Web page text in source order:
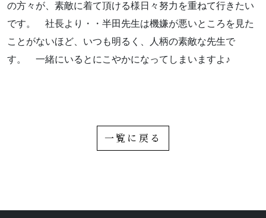
よくあるご質問
ポリシーに関して
の方々が、素敵に着て頂ける様日々努力を重ねて行きたい
です。 社長より・・半田先生は機嫌が悪いところを見た
ことがないほど、いつも明るく、人柄の素敵な先生で
す。 一緒にいるとにこやかになってしまいますよ♪
一覧に戻る